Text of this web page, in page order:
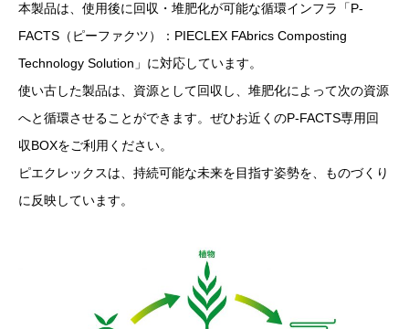
本製品は、使用後に回収・堆肥化が可能な循環インフラ「P-
FACTS （ピーファクツ）： PIECLEX FAbrics Composting
Technology Solution 」に対応しています。
使い古した製品は、資源として回収し、堆肥化によって次の資源
へと循環させることができます。ぜひお近くのP-FACTS専用回
収BOXをご利用ください。
ピエクレックスは、持続可能な未来を目指す姿勢を、ものづくり
に反映しています。